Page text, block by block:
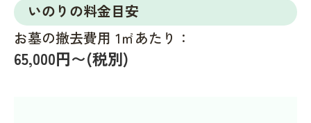
いのりの料金目安
お墓の撤去費用 1㎡あたり：
65,000円〜(税別)